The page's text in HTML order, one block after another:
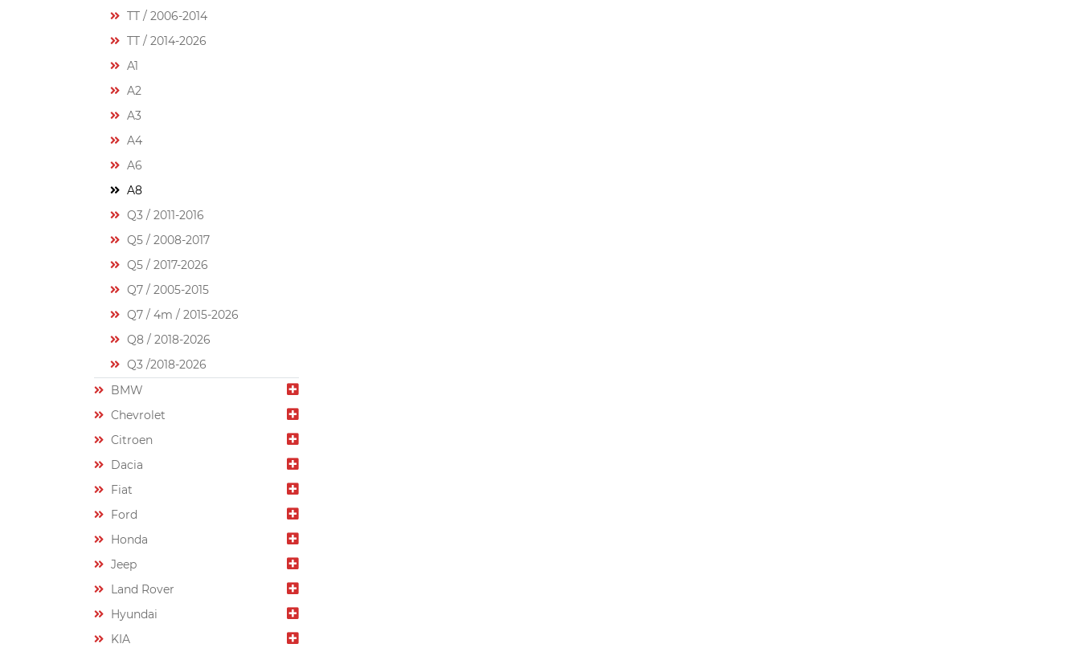
TT / 2006-2014
TT / 2014-2026
A1
A2
A3
A4
A6
A8
Q3 / 2011-2016
Q5 / 2008-2017
Q5 / 2017-2026
Q7 / 2005-2015
Q7 / 4m / 2015-2026
Q8 / 2018-2026
Q3 /2018-2026
BMW
Chevrolet
Citroen
Dacia
Fiat
Ford
Honda
Jeep
Land Rover
Hyundai
KIA